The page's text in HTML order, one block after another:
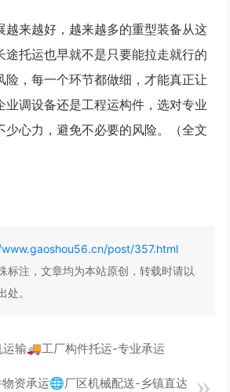
越来越好，越来越多的重型装备从这
途托运也早就不是只要能拉走就行的
险，每一个环节都做细，才能真正让
业调设备还是工程运构件，选对专业
少心力，避免不必要的风险。（全文
post/357.html
标注，文章均为本站原创，转载时请以
处。
运输🚚工厂构件托运-专业承运
资承运🌐厂区机械配送-乡镇直达